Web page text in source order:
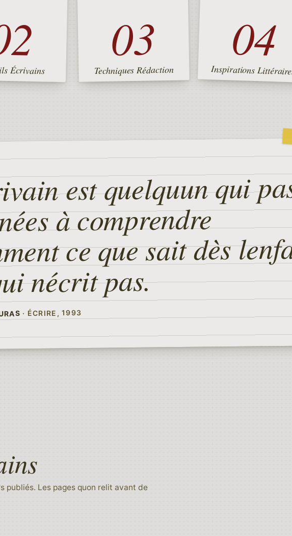
Écrivains
03
Techniques Rédaction
04
Inspirations
est quelquun qui
à comprendre
ce que sait dès
nécrit pas.
· ÉCRIRE, 1993
publiés. Les pages quon relit avant de